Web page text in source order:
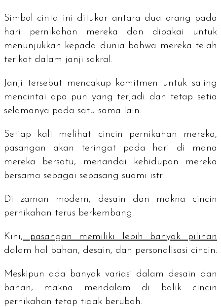
Simbol cinta ini ditukar antara dua orang pada
hari pernikahan mereka dan dipakai untuk
menunjukkan kepada dunia bahwa mereka telah
terikat dalam janji sakral.
Janji tersebut mencakup komitmen untuk saling
mencintai apa pun yang terjadi dan tetap setia
selamanya pada satu sama lain.
Setiap kali melihat cincin pernikahan mereka,
pasangan akan teringat pada hari di mana
mereka bersatu, menandai kehidupan mereka
bersama sebagai sepasang suami istri.
Di zaman modern, desain dan makna cincin
pernikahan terus berkembang.
Kini,
pasangan memiliki lebih banyak pilihan
dalam hal bahan, desain, dan personalisasi cincin.
Meskipun ada banyak variasi dalam desain dan
bahan, makna mendalam di balik cincin
pernikahan tetap tidak berubah.